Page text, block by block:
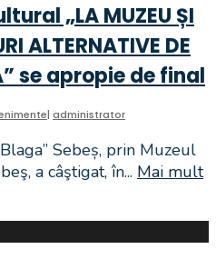
„LA MUZEU ȘI
ALTERNATIVE DE
se apropie de final
| administrator
Sebeș, prin Muzeul
a câştigat, în... Mai mult